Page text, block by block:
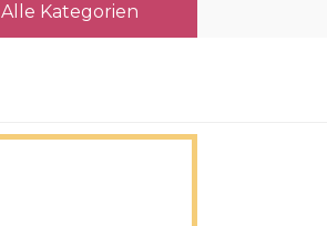
Alle Kategorien